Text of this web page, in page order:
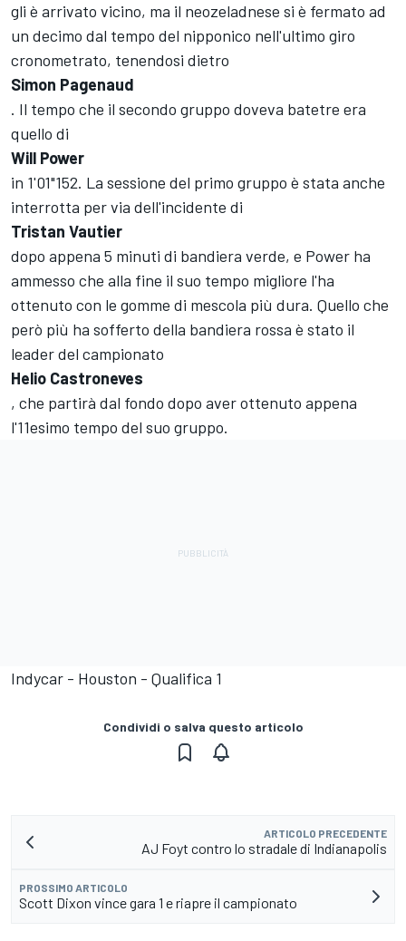
gli è arrivato vicino, ma il neozeladnese si è fermato ad
un decimo dal tempo del nipponico nell'ultimo giro
cronometrato, tenendosi dietro
Simon Pagenaud
. Il tempo che il secondo gruppo doveva batetre era
quello di
Will Power
in 1'01"152. La sessione del primo gruppo è stata anche
interrotta per via dell'incidente di
Tristan Vautier
dopo appena 5 minuti di bandiera verde, e Power ha
ammesso che alla fine il suo tempo migliore l'ha
ottenuto con le gomme di mescola più dura. Quello che
però più ha sofferto della bandiera rossa è stato il
leader del campionato
Helio Castroneves
, che partirà dal fondo dopo aver ottenuto appena
l'11esimo tempo del suo gruppo.
Indycar - Houston - Qualifica 1
Condividi o salva questo articolo
ARTICOLO PRECEDENTE
AJ Foyt contro lo stradale di Indianapolis
PROSSIMO ARTICOLO
Scott Dixon vince gara 1 e riapre il campionato